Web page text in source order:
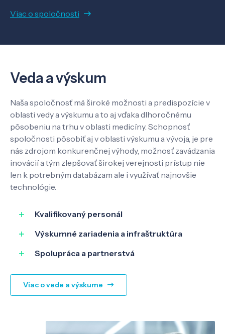
SK EN
Viac o spoločnosti
Veda a výskum
Naša spoločnosť má široké možnosti a predispozície v
oblasti vedy a výskumu a to aj vďaka dlhoročnému
pôsobeniu na trhu v oblasti medicíny. Schopnosť
spoločnosti pôsobiť aj v oblasti výskumu a vývoja, je pre
nás zdrojom konkurenčnej výhody, možnosť zavádzania
inovácií a tým zlepšovať širokej verejnosti prístup nie
len k potrebným databázam ale i využívať najnovšie
technológie.
Kvalifikovaný personál
Výskumné zariadenia a infraštruktúra
Spolupráca a partnerstvá
Viac o vede a výskume